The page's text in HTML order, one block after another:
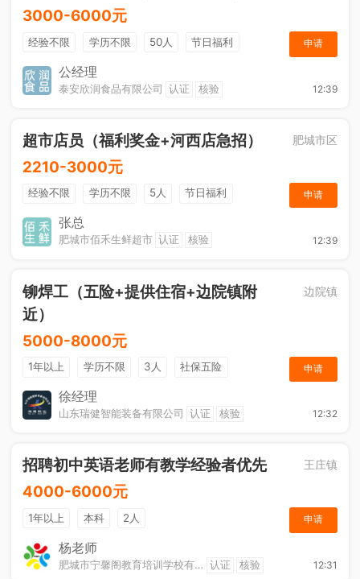
3000-6000元
经验不限 学历不限 50人
节日福利
工作餐
申请
公经理
泰安欣润食品有限公司 认证 核验 12:39
超市店员（福利奖金+河西店急招） 肥城市区
2210-3000元
经验不限 学历不限 5人
节日福利
综合补贴
申请
张总
肥城市佰禾生鲜超市 认证 核验 12:39
铆焊工（五险+提供住宿+边院镇附
近）
边院镇
5000-8000元
1年以上 学历不限 3人
社保五险
节日福利
奖励计划
申请
徐经理
山东瑞健智能装备有限公司 认证 核验 12:32
招聘初中英语老师有教学经验者优先 王庄镇
4000-6000元
1年以上 本科 2人 申请
杨老师
肥城市宁馨阁教育培训学校有限公司 认证 核验 12:31